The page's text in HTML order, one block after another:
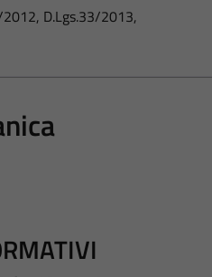
D.Lgs.33/2013,